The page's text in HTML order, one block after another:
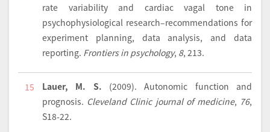
rate variability and cardiac vagal tone in
psychophysiological research–recommendations for
experiment planning, data analysis, and data
reporting. Frontiers in psychology, 8, 213.
15 Lauer, M. S. (2009).Autonomic function and
prognosis. Cleveland Clinic journal of medicine, 76,
S18-22.